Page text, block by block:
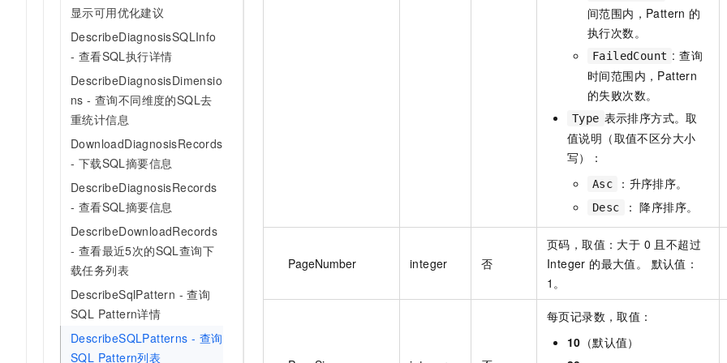
显示可用优化建议
DescribeDiagnosisSQLInfo
- 查看SQL执行详情
DescribeDiagnosisDimensio
ns - 查询不同维度的SQL去
重统计信息
DownloadDiagnosisRecords
- 下载SQL摘要信息
DescribeDiagnosisRecords
- 查看SQL摘要信息
DescribeDownloadRecords
- 查看最近5次的SQL查询下
载任务列表
DescribeSqlPattern - 查询
SQL Pattern详情
DescribeSQLPatterns - 查询
SQL Pattern列表
间范围内，Pattern 的
执行次数。
FailedCount : 查询
时间范围内，Pattern
的失败次数。
Type 表示排序方式。取
值说明（取值不区分大小
写）：
Asc ：升序排序。
Desc ： 降序排序。
PageNumber integer 否
页码，取值：大于 0 且不超过
Integer 的最大值。 默认值：
1。
每页记录数，取值：
10 （默认值）